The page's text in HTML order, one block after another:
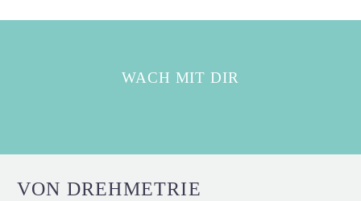
WACH MIT DIR
VON DREHMETRIE